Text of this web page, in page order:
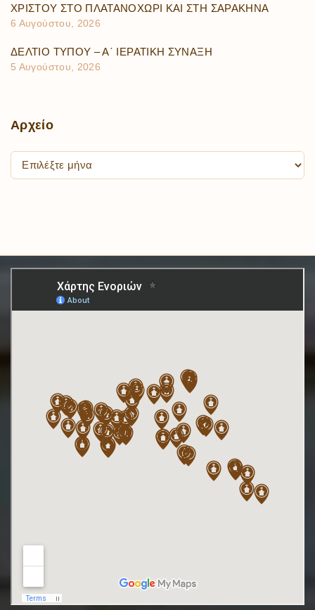
ΧΡΙΣΤΟΥ ΣΤΟ ΠΛΑΤΑΝΟΧΩΡΙ ΚΑΙ ΣΤΗ ΣΑΡΑΚΗΝΑ
6 Αυγούστου, 2026
ΔΕΛΤΙΟ ΤΥΠΟΥ – Α΄ ΙΕΡΑΤΙΚΗ ΣΥΝΑΞΗ
5 Αυγούστου, 2026
Αρχείο